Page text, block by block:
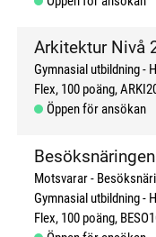
Arkitektur Nivå
Gymnasial utbildning
Flex 100 poäng
Öppen för ansökan
Motsvarar -
Gymnasial utbildning
Flex 100 poäng